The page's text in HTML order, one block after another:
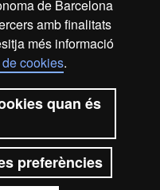
de Barcelona
amb finalitats
més informació
cookies.
quan és
preferències
de dades
de